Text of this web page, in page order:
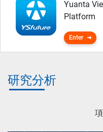
Yuanta
Platform
Enter
研究分析